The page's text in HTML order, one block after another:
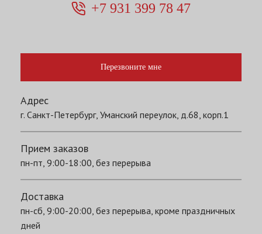
+7 931 399 78 47
Перезвоните мне
Адрес
г. Санкт-Петербург, Уманский переулок, д.68, корп.1
Прием заказов
пн-пт, 9:00-18:00, без перерыва
Доставка
пн-сб, 9:00-20:00, без перерыва, кроме праздничных
дней